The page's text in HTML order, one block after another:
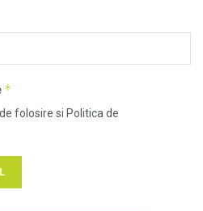
*
folosire si Politica de